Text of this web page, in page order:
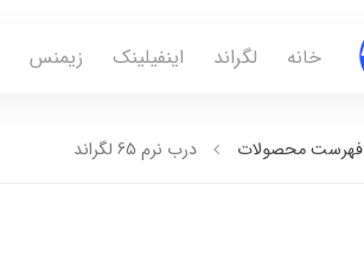
خانه لگراند اینفیلینک زیمنس
فهرست محصولات درب نرم 65 لگراند